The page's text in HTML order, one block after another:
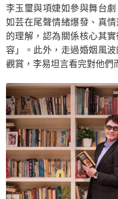
李玉璽與項婕如參與舞台
如芸在尾聲情緒爆發、真
的理解，認為關係核心其
容」。此外，走過婚姻風
觀賞，李易坦言看完對他們